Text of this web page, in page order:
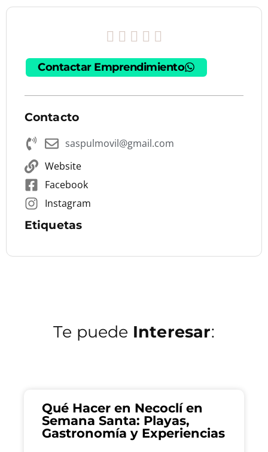
    
0
Contactar Emprendimiento
Contacto
saspulmovil@gmail.com
Website
Facebook
Instagram
Etiquetas
Te puede Interesar:
Qué Hacer en Necoclí en
Semana Santa: Playas,
Gastronomía y Experiencias